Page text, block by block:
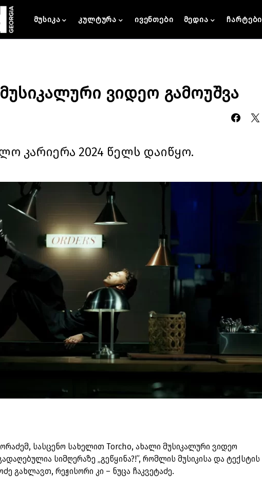
მუსიკა კულტურა ივენთები მედია ჩარტები
ვიდეო გამოუშვა
კარიერა 2024 წელს დაიწყო.
სასცენო სახელით Torcho, ახალი მუსიკალური ვიდეო
სიმღერაზე „გეწყინა?!”, რომლის მუსიკისა და ტექსტის
გახლავთ, რეჟისორი კი – ნუცა ჩაკვეტაძე.